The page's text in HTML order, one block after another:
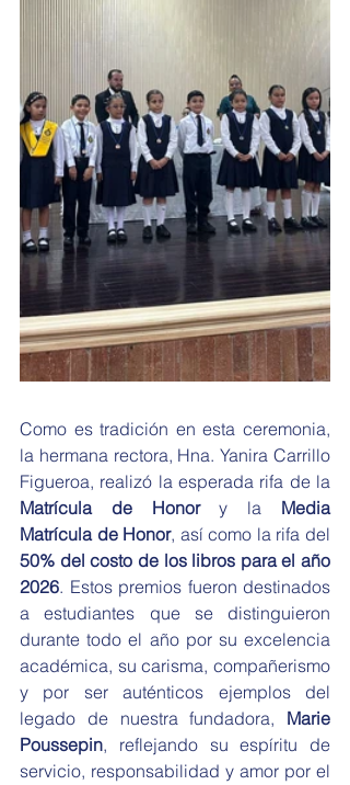
Como es tradición en esta ceremonia,
la hermana rectora, Hna. Yanira Carrillo
Matrícula de Honor y la Media
Matrícula de Honor
50% del costo de los libros para el año
2026. Estos premios fueron destinados
a estudiantes que se distinguieron
durante todo el año por su excelencia
académica, su carisma, compañerismo
y por ser auténticos ejemplos del
legado de nuestra fundadora, Marie
Poussepin, reflejando su espíritu de
servicio, responsabilidad y amor por el